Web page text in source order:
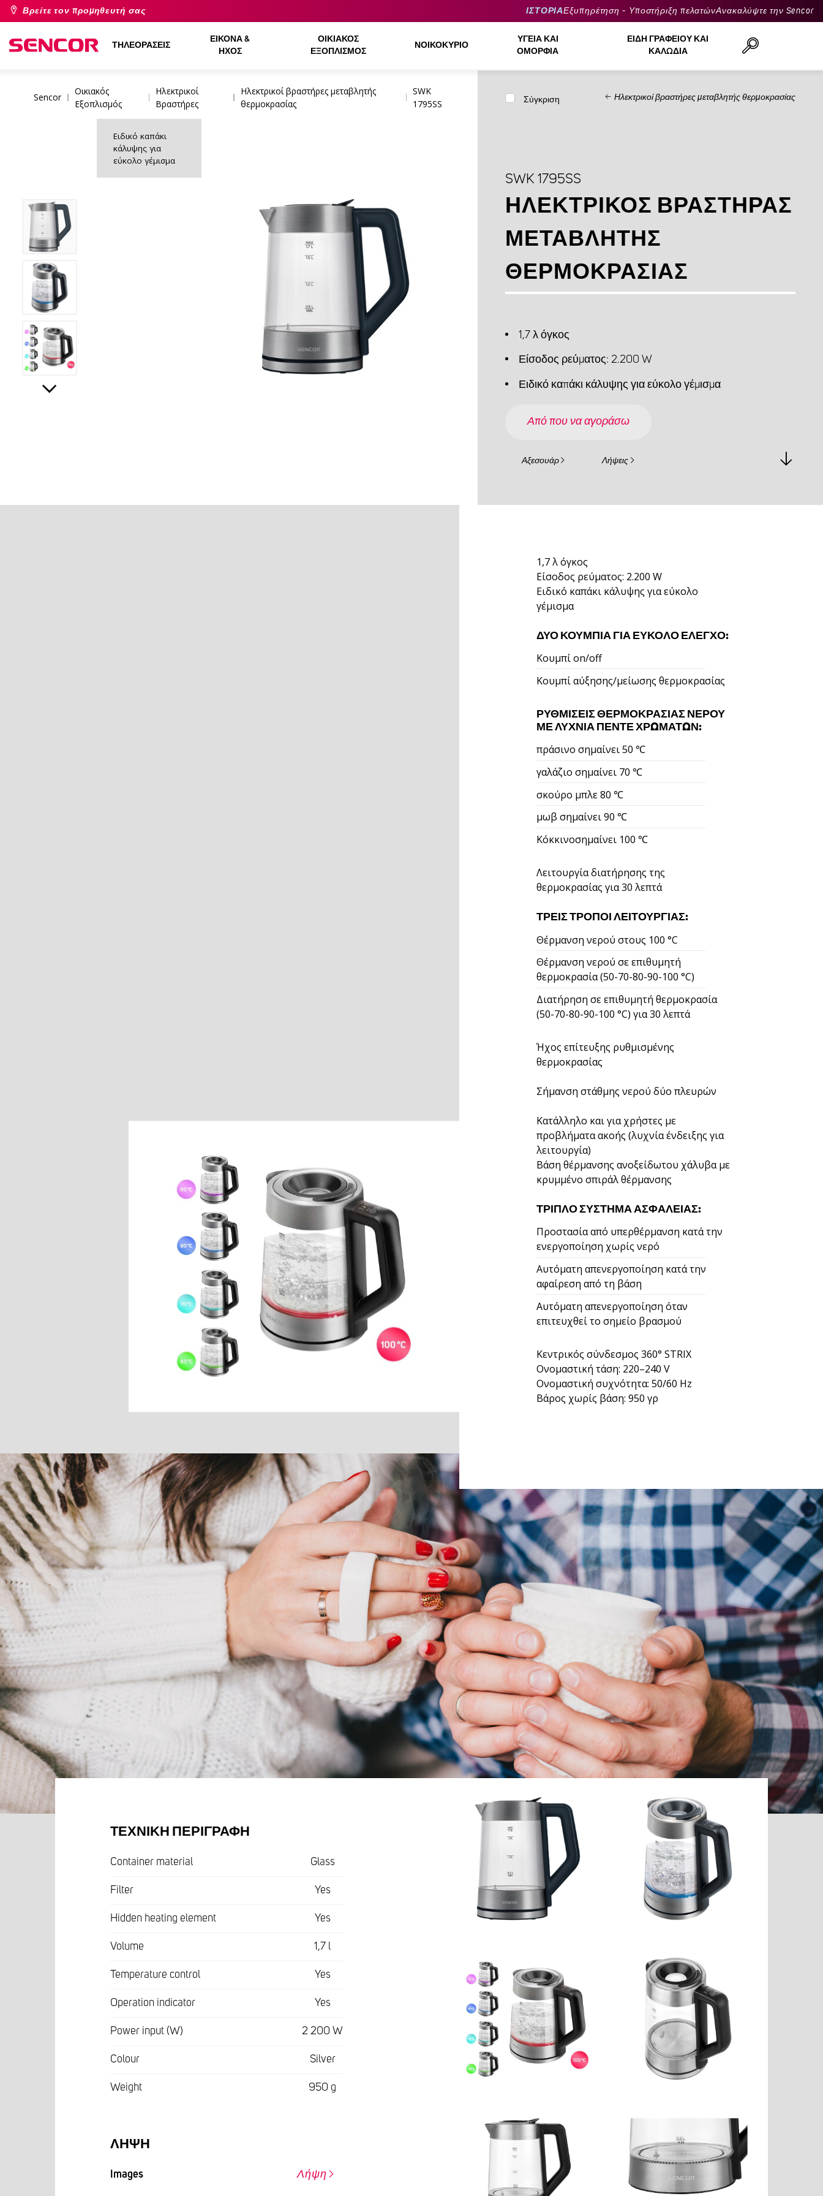
Βρείτε τον προμηθευτή σας ΙΣΤΟΡΙΑΕξυπηρέτηση - Υποστήριξη πελατώνΑνακαλύψτε την Sencor
ΤΗΛΕΟΡΆΣΕΙΣ
ΕΙΚΌΝΑ &
ΉΧΟΣ
ΟΙΚΙΑΚΌΣ
ΕΞΟΠΛΙΣΜΌΣ
ΝΟΙΚΟΚΥΡΙΌ
ΥΓΕΊΑ ΚΑΙ
ΟΜΟΡΦΙΆ
ΕΊΔΗ ΓΡΑΦΕΊΟΥ ΚΑΙ
ΚΑΛΏΔΙΑ
Sencor
Οικιακός
Εξοπλισμός
Ηλεκτρικοί
Βραστήρες
Ηλεκτρικοί βραστήρες μεταβλητής
θερμοκρασίας
SWK
1795SS
Ειδικό καπάκι
κάλυψης για
εύκολο γέμισμα
Σύγκριση Ηλεκτρικοί βραστήρες μεταβλητής θερμοκρασίας
SWK 1795SS
ΗΛΕΚΤΡΙΚΌΣ ΒΡΑΣΤΉΡΑΣ
ΜΕΤΑΒΛΗΤΉΣ
ΘΕΡΜΟΚΡΑΣΊΑΣ
1,7 λ όγκος
Είσοδος ρεύματος: 2.200 W
Ειδικό καπάκι κάλυψης για εύκολο γέμισμα
Από που να αγοράσω
Αξεσουάρ Λήψεις
1,7 λ όγκος
Είσοδος ρεύματος: 2.200 W
Ειδικό καπάκι κάλυψης για εύκολο
γέμισμα
ΔΎΟ ΚΟΥΜΠΙΆ ΓΙΑ ΕΎΚΟΛΟ ΈΛΕΓΧΟ:
Κουμπί on/οff
Κουμπί αύξησης/μείωσης θερμοκρασίας
ΡΥΘΜΊΣΕΙΣ ΘΕΡΜΟΚΡΑΣΊΑΣ ΝΕΡΟΎ
ΜΕ ΛΥΧΝΊΑ ΠΈΝΤΕ ΧΡΩΜΆΤΩΝ:
πράσινο σημαίνει 50 ℃
γαλάζιο σημαίνει 70 ℃
σκούρο μπλε 80 ℃
μωβ σημαίνει 90 ℃
Κόκκινοσημαίνει 100 ℃
Λειτουργία διατήρησης της
θερμοκρασίας για 30 λεπτά
ΤΡΕΙΣ ΤΡΌΠΟΙ ΛΕΙΤΟΥΡΓΊΑΣ:
Θέρμανση νερού στους 100 °C
Θέρμανση νερού σε επιθυμητή
θερμοκρασία (50-70-80-90-100 °C)
Διατήρηση σε επιθυμητή θερμοκρασία
(50-70-80-90-100 °C) για 30 λεπτά
Ήχος επίτευξης ρυθμισμένης
θερμοκρασίας
Σήμανση στάθμης νερού δύο πλευρών
Κατάλληλο και για χρήστες με
προβλήματα ακοής (λυχνία ένδειξης για
λειτουργία)
Βάση θέρμανσης ανοξείδωτου χάλυβα με
κρυμμένο σπιράλ θέρμανσης
ΤΡΙΠΛΌ ΣΎΣΤΗΜΑ ΑΣΦΑΛΕΊΑΣ:
Προστασία από υπερθέρμανση κατά την
ενεργοποίηση χωρίς νερό
Αυτόματη απενεργοποίηση κατά την
αφαίρεση από τη βάση
Αυτόματη απενεργοποίηση όταν
επιτευχθεί το σημείο βρασμού
Κεντρικός σύνδεσμος 360° STRIX
Ονομαστική τάση: 220–240 V
Ονομαστική συχνότητα: 50/60 Hz
Βάρος χωρίς βάση: 950 γρ
ΤΕΧΝΙΚΉ ΠΕΡΙΓΡΑΦΉ
Container material Glass
Filter Yes
Hidden heating element Yes
Volume 1,7 l
Temperature control Yes
Operation indicator Yes
Power input (W) 2 200 W
Colour Silver
Weight 950 g
ΛΉΨΗ
Images Λήψη